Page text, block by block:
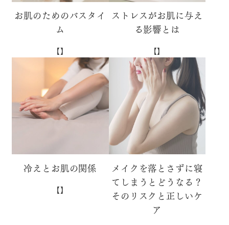
お肌のためのバスタイ
ム
【】
ストレスがお肌に与え
る影響とは
【】
冷えとお肌の関係
【】
メイクを落とさずに寝
てしまうとどうなる？
そのリスクと正しいケ
ア